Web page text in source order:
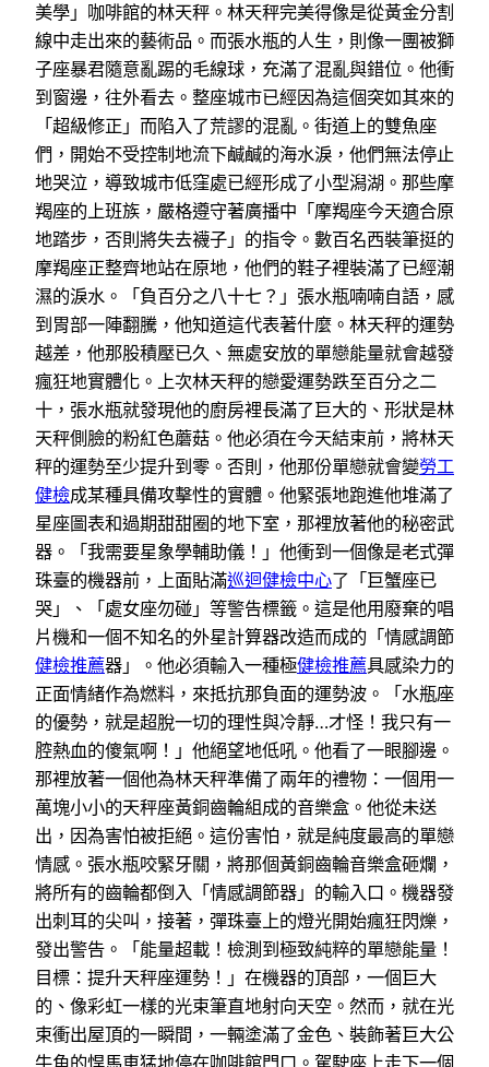
美學」咖啡館的林天秤。林天秤完美得像是從黃金分割
線中走出來的藝術品。而張水瓶的人生，則像一團被獅
子座暴君隨意亂踢的毛線球，充滿了混亂與錯位。他衝
到窗邊，往外看去。整座城市已經因為這個突如其來的
「超級修正」而陷入了荒謬的混亂。街道上的雙魚座
們，開始不受控制地流下鹹鹹的海水淚，他們無法停止
地哭泣，導致城市低窪處已經形成了小型潟湖。那些摩
羯座的上班族，嚴格遵守著廣播中「摩羯座今天適合原
地踏步，否則將失去襪子」的指令。數百名西裝筆挺的
摩羯座正整齊地站在原地，他們的鞋子裡裝滿了已經潮
濕的淚水。「負百分之八十七？」張水瓶喃喃自語，感
到胃部一陣翻騰，他知道這代表著什麼。林天秤的運勢
越差，他那股積壓已久、無處安放的單戀能量就會越發
瘋狂地實體化。上次林天秤的戀愛運勢跌至百分之二
十，張水瓶就發現他的廚房裡長滿了巨大的、形狀是林
天秤側臉的粉紅色蘑菇。他必須在今天結束前，將林天
秤的運勢至少提升到零。否則，他那份單戀就會變勞工
健檢成某種具備攻擊性的實體。他緊張地跑進他堆滿了
星座圖表和過期甜甜圈的地下室，那裡放著他的秘密武
器。「我需要星象學輔助儀！」他衝到一個像是老式彈
珠臺的機器前，上面貼滿巡迴健檢中心了「巨蟹座已
哭」、「處女座勿碰」等警告標籤。這是他用廢棄的唱
片機和一個不知名的外星計算器改造而成的「情感調節
健檢推薦器」。他必須輸入一種極健檢推薦具感染力的
正面情緒作為燃料，來抵抗那負面的運勢波。「水瓶座
的優勢，就是超脫一切的理性與冷靜…才怪！我只有一
腔熱血的傻氣啊！」他絕望地低吼。他看了一眼腳邊。
那裡放著一個他為林天秤準備了兩年的禮物：一個用一
萬塊小小的天秤座黃銅齒輪組成的音樂盒。他從未送
出，因為害怕被拒絕。這份害怕，就是純度最高的單戀
情感。張水瓶咬緊牙關，將那個黃銅齒輪音樂盒砸爛，
將所有的齒輪都倒入「情感調節器」的輸入口。機器發
出刺耳的尖叫，接著，彈珠臺上的燈光開始瘋狂閃爍，
發出警告。「能量超載！檢測到極致純粹的單戀能量！
目標：提升天秤座運勢！」在機器的頂部，一個巨大
的、像彩虹一樣的光束筆直地射向天空。然而，就在光
束衝出屋頂的一瞬間，一輛塗滿了金色、裝飾著巨大公